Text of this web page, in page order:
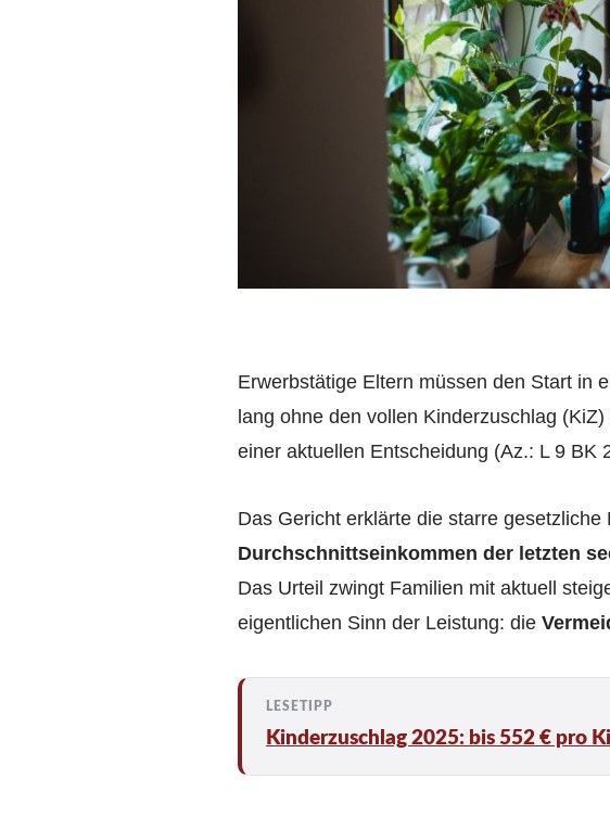
Erwerbstätige Eltern müssen den Start in
lang ohne den vollen Kinderzuschlag
einer aktuellen Entscheidung (Az.: L 9 BK
Das Gericht erklärte die starre
Durchschnittseinkommen der letzten
Das Urteil zwingt Familien mit aktuell
eigentlichen Sinn der Leistung: die
Kinderzuschlag 2025: bis 552 € pro